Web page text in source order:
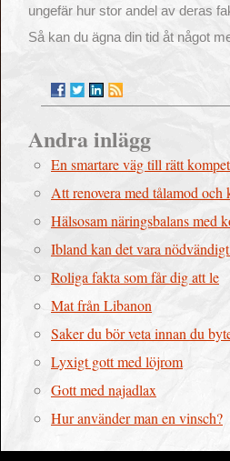
ungefär hur stor andel av deras
Så kan du ägna din tid åt något
Andra inlägg
En smartare väg till rätt
Att renovera med tålamod och
Hälsosam näringsbalans med
Ibland kan det vara
Roliga fakta som får dig att le
Mat från Libanon
Saker du bör veta innan du
Lyxigt gott med löjrom
Gott med najadlax
Hur använder man en vinsch?